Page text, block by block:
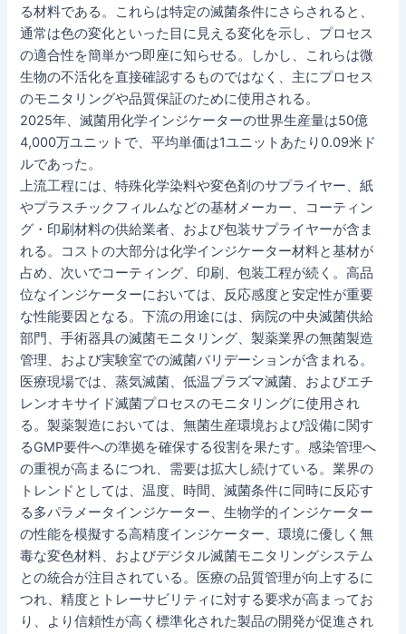
る材料である。これらは特定の滅菌条件にさらされると、
通常は色の変化といった目に見える変化を示し、プロセス
の適合性を簡単かつ即座に知らせる。しかし、これらは微
生物の不活化を直接確認するものではなく、主にプロセス
のモニタリングや品質保証のために使用される。
2025年、滅菌用化学インジケーターの世界生産量は50億
4,000万ユニットで、平均単価は1ユニットあたり0.09米ド
ルであった。
上流工程には、特殊化学染料や変色剤のサプライヤー、紙
やプラスチックフィルムなどの基材メーカー、コーティン
グ・印刷材料の供給業者、および包装サプライヤーが含ま
れる。コストの大部分は化学インジケーター材料と基材が
占め、次いでコーティング、印刷、包装工程が続く。高品
位なインジケーターにおいては、反応感度と安定性が重要
な性能要因となる。下流の用途には、病院の中央滅菌供給
部門、手術器具の滅菌モニタリング、製薬業界の無菌製造
管理、および実験室での滅菌バリデーションが含まれる。
医療現場では、蒸気滅菌、低温プラズマ滅菌、およびエチ
レンオキサイド滅菌プロセスのモニタリングに使用され
る。製薬製造においては、無菌生産環境および設備に関す
るGMP要件への準拠を確保する役割を果たす。感染管理へ
の重視が高まるにつれ、需要は拡大し続けている。業界の
トレンドとしては、温度、時間、滅菌条件に同時に反応す
る多パラメータインジケーター、生物学的インジケーター
の性能を模擬する高精度インジケーター、環境に優しく無
毒な変色材料、およびデジタル滅菌モニタリングシステム
との統合が注目されている。医療の品質管理が向上するに
つれ、精度とトレーサビリティに対する要求が高まってお
り、より信頼性が高く標準化された製品の開発が促進され